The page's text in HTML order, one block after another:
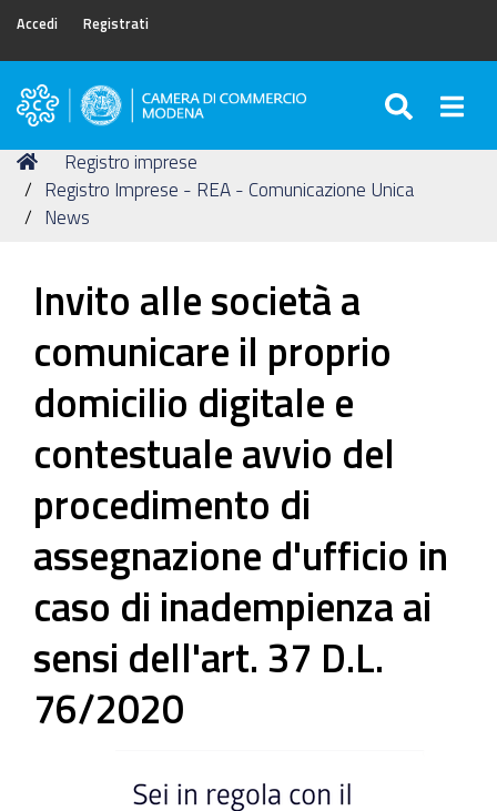
Accedi Registrati
Camera
Commercio
di
Modena
Tu
sei
qui:
Home
Registro imprese
Registro Imprese - REA - Comunicazione Unica
News
Invito alle società a
comunicare il proprio
domicilio digitale e
contestuale avvio del
procedimento di
assegnazione d'ufficio in
caso di inadempienza ai
sensi dell'art. 37 D.L.
76/2020